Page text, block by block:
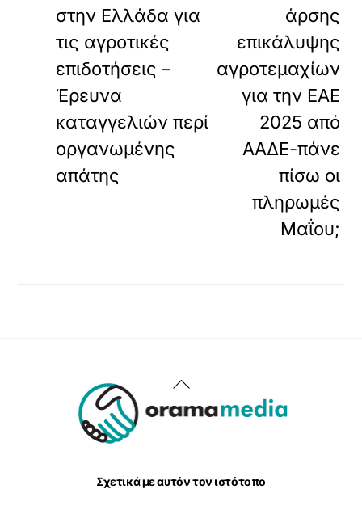
στην Ελλάδα για
τις αγροτικές
επιδοτήσεις –
Έρευνα
καταγγελιών περί
οργανωμένης
απάτης
άρσης
επικάλυψης
αγροτεμαχίων
για την ΕΑΕ
2025 από
ΑΑΔΕ-πάνε
πίσω οι
πληρωμές
Μαΐου;
Back
To
Σχετικά με αυτόν τον ιστότοπο